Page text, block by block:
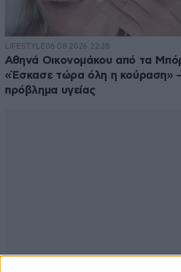
LIFESTYLE06·08·2026 22:38
Αθηνά Οικονομάκου από τα
«Έσκασε τώρα όλη η κούραση»
πρόβλημα υγείας